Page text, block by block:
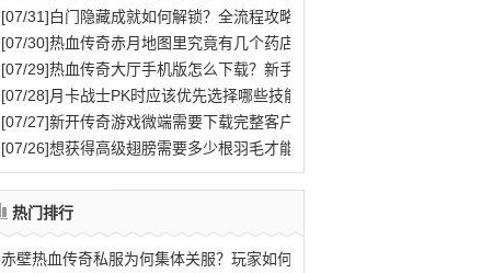
[07/31]白门隐藏成就如何解锁？全流程攻略与秘密结局揭秘
[07/30]热血传奇赤月地图里究竟有几个药店位置？
[07/29]热血传奇大厅手机版怎么下载？新手快速入门攻略全解析？
[07/28]月卡战士PK时应该优先选择哪些技能？
[07/27]新开传奇游戏微端需要下载完整客户端才能玩吗？
[07/26]想获得高级翅膀需要多少根羽毛才能合成？
热门排行
赤壁热血传奇私服为何集体关服？玩家如何应(77)